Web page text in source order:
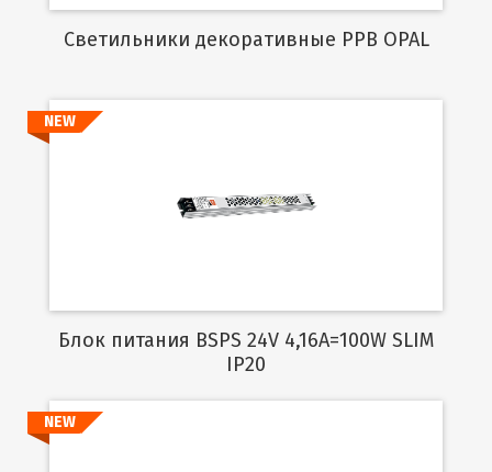
Cветильники декоративные PPB OPAL
Подробнее
NEW
Блок питания BSPS 24V 4,16A=100W SLIM
IP20
NEW